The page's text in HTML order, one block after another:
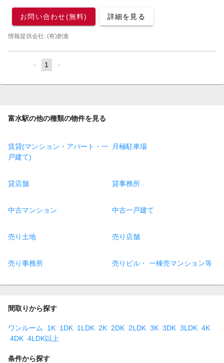
お問い合わせ(無料) 詳細を見る
情報提供会社: (有)創進
page
You're
page
1 page
富水駅の他の種類の物件を見る
賃貸(マンション・アパート・一
戸建て)
月極駐車場
貸店舗 貸事務所
中古マンション 中古一戸建て
売り土地 売り店舗
売り事務所 売りビル・ 一棟売マンション等
間取りから探す
ワンルーム 1K 1DK 1LDK 2K 2DK 2LDK 3K 3DK 3LDK 4K
4DK 4LDK以上
条件から探す